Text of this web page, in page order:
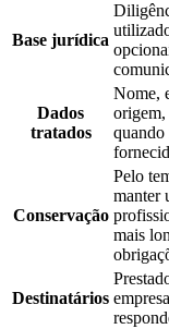
Base jurídica
Dados
tratados
Nome,
origem,
quando
Conservação
Pelo
manter
mais
Destinatários